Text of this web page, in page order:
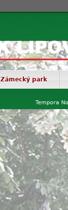
Zámecký park
Tempora